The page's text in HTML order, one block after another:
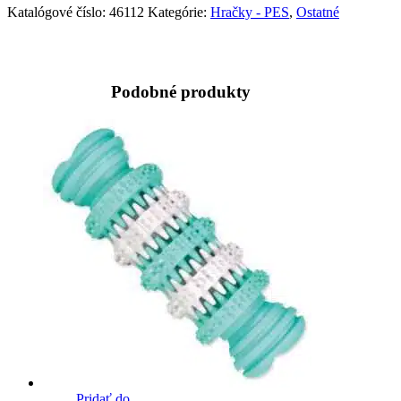
Katalógové číslo: 46112 Kategórie: Hračky - PES, Ostatné
Podobné produkty